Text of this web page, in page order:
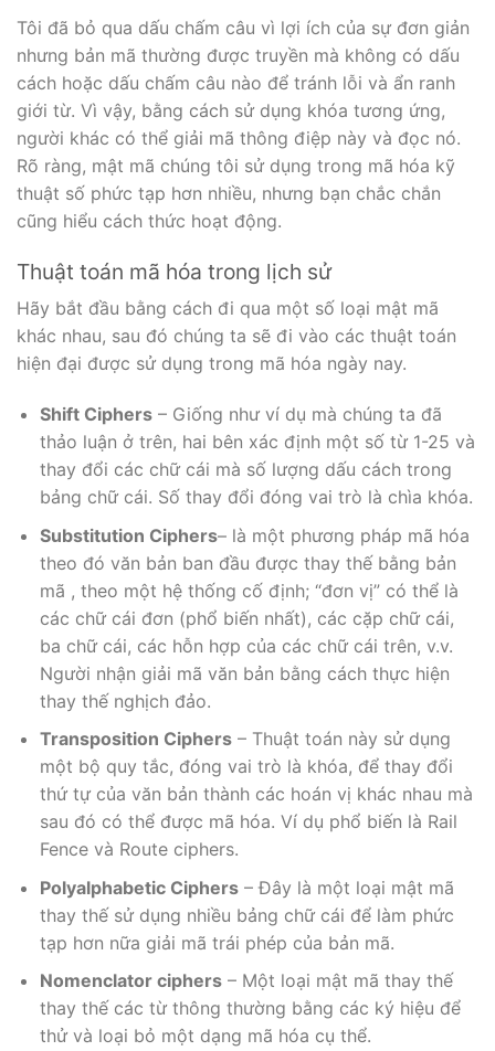
Tôi đã bỏ qua dấu chấm câu vì lợi ích của sự đơn giản
nhưng bản mã thường được truyền mà không có dấu
cách hoặc dấu chấm câu nào để tránh lỗi và ẩn ranh
giới từ. Vì vậy, bằng cách sử dụng khóa tương ứng,
người khác có thể giải mã thông điệp này và đọc nó.
Rõ ràng, mật mã chúng tôi sử dụng trong mã hóa kỹ
thuật số phức tạp hơn nhiều, nhưng bạn chắc chắn
cũng hiểu cách thức hoạt động.
Thuật toán mã hóa trong lịch sử
Hãy bắt đầu bằng cách đi qua một số loại mật mã
khác nhau, sau đó chúng ta sẽ đi vào các thuật toán
hiện đại được sử dụng trong mã hóa ngày nay.
Shift Ciphers– Giống như ví dụ mà chúng ta đã
thảo luận ở trên, hai bên xác định một số từ 1-25 và
thay đổi các chữ cái mà số lượng dấu cách trong
bảng chữ cái. Số thay đổi đóng vai trò là chìa khóa.
Substitution Ciphers– là một phương pháp mã hóa
theo đó văn bản ban đầu được thay thế bằng bản
mã , theo một hệ thống cố định; “đơn vị” có thể là
các chữ cái đơn (phổ biến nhất), các cặp chữ cái,
ba chữ cái, các hỗn hợp của các chữ cái trên, v.v.
Người nhận giải mã văn bản bằng cách thực hiện
thay thế nghịch đảo.
Transposition Ciphers– Thuật toán này sử dụng
một bộ quy tắc, đóng vai trò là khóa, để thay đổi
thứ tự của văn bản thành các hoán vị khác nhau mà
sau đó có thể được mã hóa. Ví dụ phổ biến là Rail
Fence và Route ciphers.
Polyalphabetic Ciphers– Đây là một loại mật mã
thay thế sử dụng nhiều bảng chữ cái để làm phức
tạp hơn nữa giải mã trái phép của bản mã.
Nomenclator ciphers– Một loại mật mã thay thế
thay thế các từ thông thường bằng các ký hiệu để
thử và loại bỏ một dạng mã hóa cụ thể.